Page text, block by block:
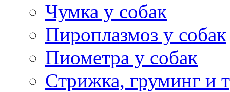
Чумка у собак
Пироплазмоз у собак
Пиометра у собак
Стрижка, груминг и